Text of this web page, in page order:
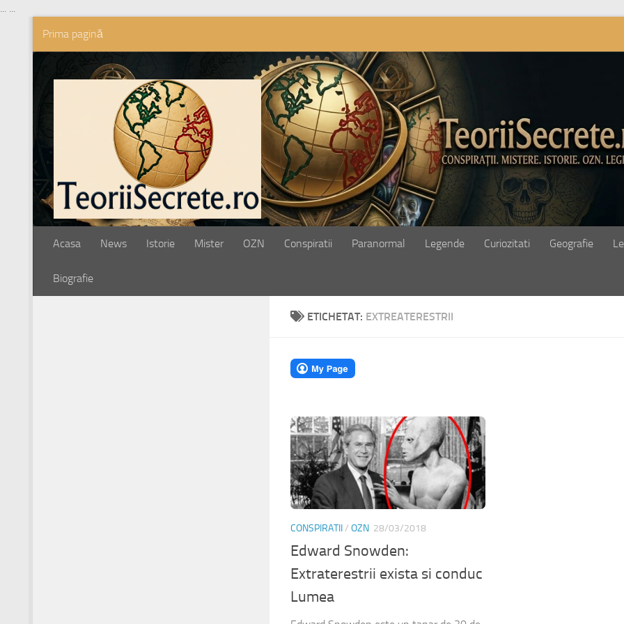
... ...
Skip to content
Prima pagină
Acasa News Istorie Mister OZN Conspiratii Paranormal Legende Curiozitati Geografie
Biografie
ETICHETAT: EXTREATERESTRII
CONSPIRATII/ OZN 28/03/2018
Edward Snowden:
Extraterestrii exista si conduc
Lumea